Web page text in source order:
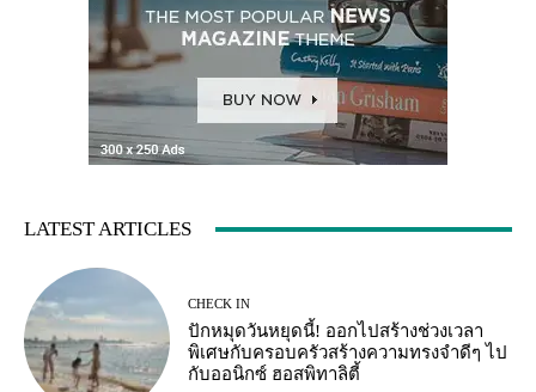
LATEST ARTICLES
CHECK IN
ปักหมุดวันหยุดนี้! ออกไปสร้างช่วงเวลา
พิเศษกับครอบครัวสร้างความทรงจำดีๆ ไป
กับออนิกซ์ ฮอสพิทาลิตี้